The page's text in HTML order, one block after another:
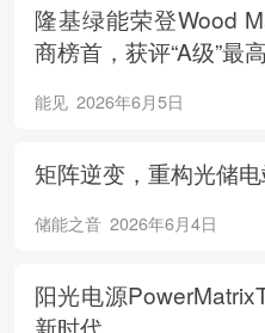
隆基绿能荣登Wood
商榜首，获评“A级”最
能见 2026年6月5日
矩阵逆变，重构光储
储能之音 2026年6月4日
阳光电源
新时代